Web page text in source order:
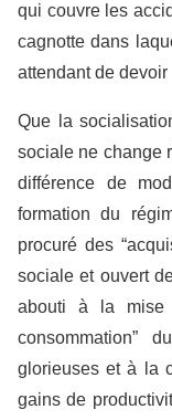
qui couvre les
cagnotte dans
attendant de
Que la
sociale ne change
différence de
formation du
procuré des
sociale et ouvert
abouti à la mise
consommation”
glorieuses et à la
gains de